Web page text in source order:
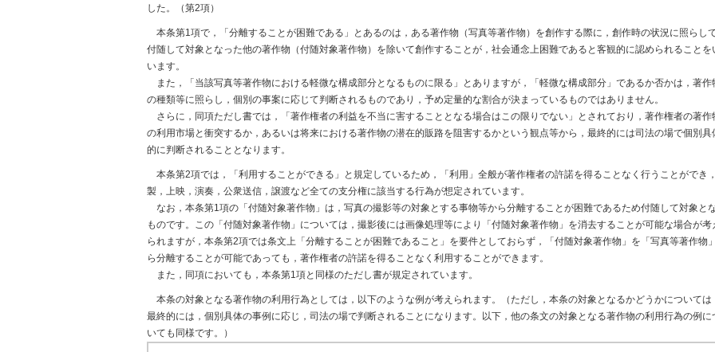
した。（第2項）
本条第1項で，「分離することが困難である」とあるのは，ある著作物（写真等著作物）を創作する際に，創作時の状況に照らし
付随して対象となった他の著作物（付随対象著作物）を除いて創作することが，社会通念上困難であると客観的に認められることを
います。
また，「当該写真等著作物における軽微な構成部分となるものに限る」とありますが，「軽微な構成部分」であるか否かは，著作
の種類等に照らし，個別の事案に応じて判断されるものであり，予め定量的な割合が決まっているものではありません。
さらに，同項ただし書では，「著作権者の利益を不当に害することとなる場合はこの限りでない」とされており，著作権者の著作
の利用市場と衝突するか，あるいは将来における著作物の潜在的販路を阻害するかという観点等から，最終的には司法の場で個別具
的に判断されることとなります。
本条第2項では，「利用することができる」と規定しているため，「利用」全般が著作権者の許諾を得ることなく行うことができ
製，上映，演奏，公衆送信，譲渡など全ての支分権に該当する行為が想定されています。
なお，本条第1項の「付随対象著作物」は，写真の撮影等の対象とする事物等から分離することが困難であるため付随して対象と
ものです。この「付随対象著作物」については，撮影後には画像処理等により「付随対象著作物」を消去することが可能な場合が考
られますが，本条第2項では条文上「分離することが困難であること」を要件としておらず，「付随対象著作物」を「写真等著作物
ら分離することが可能であっても，著作権者の許諾を得ることなく利用することができます。
また，同項においても，本条第1項と同様のただし書が規定されています。
本条の対象となる著作物の利用行為としては，以下のような例が考えられます。（ただし，本条の対象となるかどうかについては
最終的には，個別具体の事例に応じ，司法の場で判断されることになります。以下，他の条文の対象となる著作物の利用行為の例に
いても同様です。）